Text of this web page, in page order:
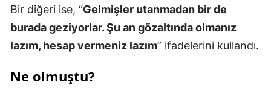
Bir diğeri ise, “Gelmişler utanmadan bir de
burada geziyorlar. Şu an gözaltında olmanız
lazım, hesap vermeniz lazım” ifadelerini kullandı.
Ne olmuştu?